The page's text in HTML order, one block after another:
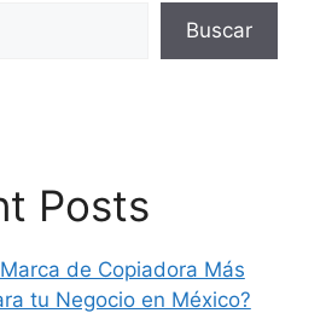
Buscar
Posts
de Copiadora Más
tu Negocio en México?